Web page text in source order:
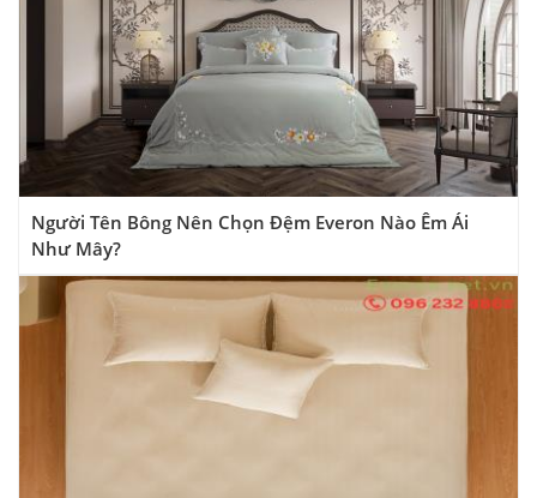
Người Tên Bông Nên Chọn Đệm Everon Nào Êm Ái
Như Mây?